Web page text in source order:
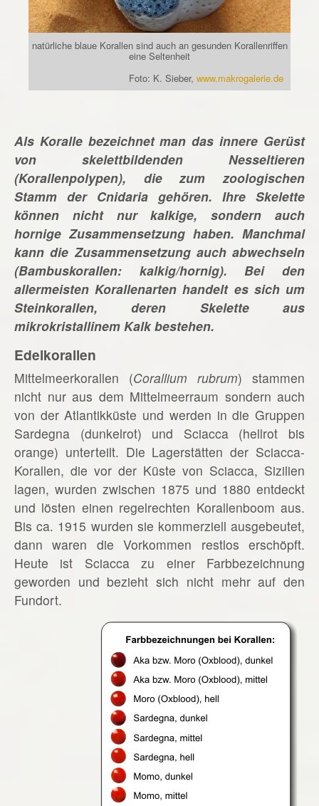
natürliche blaue Korallen sind auch an gesunden Korallenriffen
eine Seltenheit
Foto: K. Sieber, www.makrogalerie.de
Als Koralle bezeichnet man das innere Gerüst
von skelettbildenden Nesseltieren
(Korallenpolypen), die zum zoologischen
Stamm der Cnidaria gehören. Ihre Skelette
können nicht nur kalkige, sondern auch
hornige Zusammensetzung haben. Manchmal
kann die Zusammensetzung auch abwechseln
(Bambuskorallen: kalkig/hornig). Bei den
allermeisten Korallenarten handelt es sich um
Steinkorallen, deren Skelette aus
mikrokristallinem Kalk bestehen.
Edelkorallen
Mittelmeerkorallen (Corallium rubrum) stammen
nicht nur aus dem Mittelmeerraum sondern auch
von der Atlantikküste und werden in die Gruppen
Sardegna (dunkelrot) und Sciacca (hellrot bis
orange) unterteilt. Die Lagerstätten der Sciacca-
Korallen, die vor der Küste von Sciacca, Sizilien
lagen, wurden zwischen 1875 und 1880 entdeckt
und lösten einen regelrechten Korallenboom aus.
Bis ca. 1915 wurden sie kommerziell ausgebeutet,
dann waren die Vorkommen restlos erschöpft.
Heute ist Sciacca zu einer Farbbezeichnung
geworden und bezieht sich nicht mehr auf den
Fundort.